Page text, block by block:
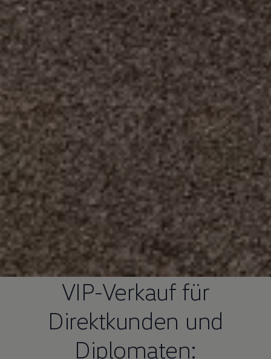
VIP-Verkauf für
Direktkunden und
Diplomaten: